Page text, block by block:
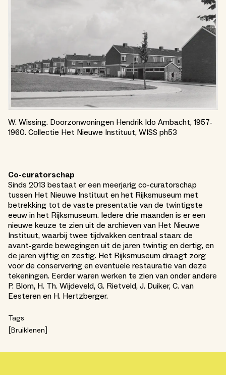
W. Wissing. Doorzonwoningen Hendrik Ido Ambacht, 1957-
1960. Collectie Het Nieuwe Instituut, WISS ph53
Co-curatorschap
Sinds 2013 bestaat er een meerjarig co-curatorschap
tussen Het Nieuwe Instituut en het Rijksmuseum met
betrekking tot de vaste presentatie van de twintigste
eeuw in het Rijksmuseum. Iedere drie maanden is er een
nieuwe keuze te zien uit de archieven van Het Nieuwe
Instituut, waarbij twee tijdvakken centraal staan: de
avant-garde bewegingen uit de jaren twintig en dertig, en
de jaren vijftig en zestig. Het Rijksmuseum draagt zorg
voor de conservering en eventuele restauratie van deze
tekeningen. Eerder waren werken te zien van onder andere
P. Blom, H. Th. Wijdeveld, G. Rietveld, J. Duiker, C. van
Eesteren en H. Hertzberger.
Tags
Bruiklenen